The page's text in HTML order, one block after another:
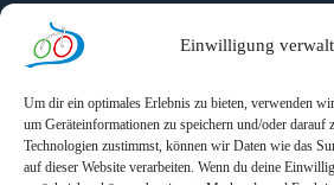
Einwilligung
Um dir ein optimales Erlebnis zu bieten, verwenden
um Geräteinformationen zu speichern und/oder darauf
Technologien zustimmst, können wir Daten wie das
auf dieser Website verarbeiten. Wenn du deine
Unterkünfte
Karte
Seitensprünge
Newsletter